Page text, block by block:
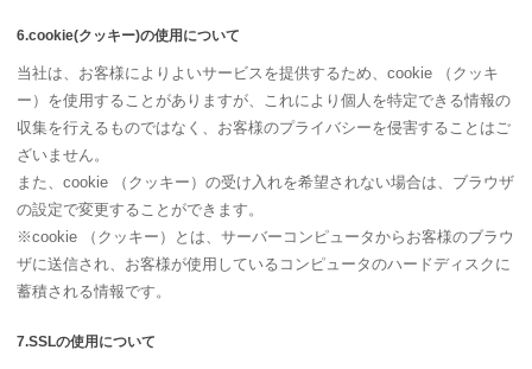
6.cookie(クッキー)の使用について
当社は、お客様によりよいサービスを提供するため、cookie （クッキ
ー）を使用することがありますが、これにより個人を特定できる情報の
収集を行えるものではなく、お客様のプライバシーを侵害することはご
ざいません。
また、cookie （クッキー）の受け入れを希望されない場合は、ブラウザ
の設定で変更することができます。
※cookie （クッキー）とは、サーバーコンピュータからお客様のブラウ
ザに送信され、お客様が使用しているコンピュータのハードディスクに
蓄積される情報です。
7.SSLの使用について